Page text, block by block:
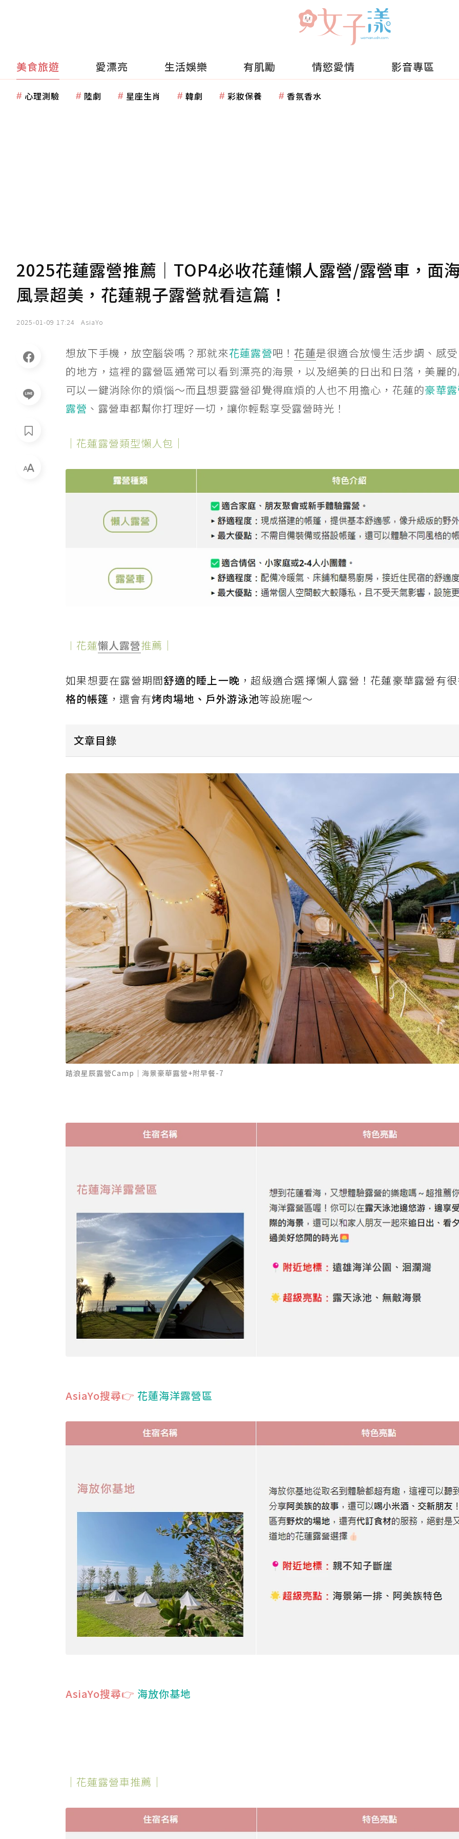
美食旅遊 愛漂亮 生活娛樂 有肌勵 情慾愛情 影音專區
心理測驗 陸劇 星座生肖 韓劇 彩妝保養 香氛香水
2025花蓮露營推薦｜TOP4必收花蓮懶人露營/露營車，面
風景超美，花蓮親子露營就看這篇！
2025-01-09 17:24 AsiaYo
想放下手機，放空腦袋嗎？那就來花蓮露營吧！ 花蓮是很適合放慢生活步調、感
的地方，這裡的露營區通常可以看到漂亮的海景，以及絕美的日出和日落，美麗
可以一鍵消除你的煩惱～而且想要露營卻覺得麻煩的人也不用擔心，花蓮的豪華
露營 、露營車都幫你打理好一切，讓你輕鬆享受露營時光！
｜花蓮露營類型懶人包｜
︱花蓮懶人露營推薦｜
如果想要在露營期間舒適的睡上一晚 ，超級適合選擇懶人露營！花蓮豪華露營有
格的帳篷 ，還會有烤肉場地、戶外游泳池等設施喔～
文章目錄
｜花蓮露營類型懶人包｜
︱花蓮懶人露營推薦｜
｜花蓮露營車推薦｜
延伸閱讀
踏浪星辰露營Camp｜海景豪華露營+附早餐-7
AsiaYo搜尋👉 花蓮海洋露營區
AsiaYo搜尋👉 海放你基地
｜花蓮露營車推薦｜